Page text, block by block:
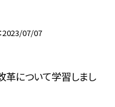
2023/07/07
革について学習しまし